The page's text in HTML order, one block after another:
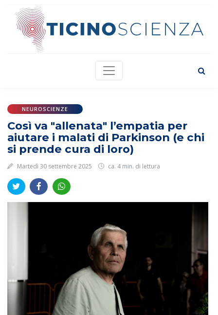
NEUROSCIENZE
Così va "allenata" l’empatia per
aiutare i malati di Parkinson (e chi
si prende cura di loro)
Martedì 30 settembre 2025 ca. 4 min. di lettura